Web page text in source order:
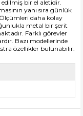
bir el aletidir.
yanı sıra günlük
daha kolay
metal bir şerit
Farklı görevler
Bazı modellerinde
özellikler bulunabilir.